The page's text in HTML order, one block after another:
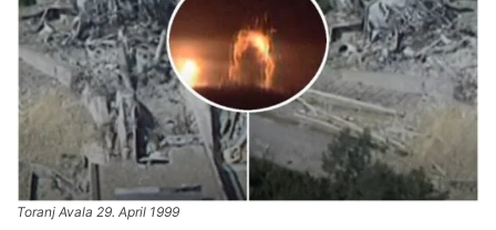
Toranj Avala 29. April 1999